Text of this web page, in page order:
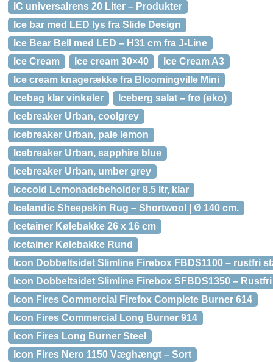
IC universalrens 20 Liter – Produkter
Ice bar med LED lys fra Slide Design
Ice Bear Bell med LED – H31 cm fra J-Line
Ice Cream
Ice cream 30×40
Ice Cream A3
Ice cream knagerække fra Bloomingville Mini
Icebag klar vinkøler
Iceberg salat – frø (øko)
Icebreaker Urban, coolgrey
Icebreaker Urban, pale lemon
Icebreaker Urban, sapphire blue
Icebreaker Urban, umber grey
Icecold Lemonadebeholder 8.5 ltr, klar
Icelandic Sheepskin Rug – Shortwool | Ø 140 cm.
Icetainer Kølebakke 26 x 16 cm
Icetainer Kølebakke Rund
Icon Dobbeltsidet Slimline Firebox FBDS1100 – rustfri
Icon Dobbeltsidet Slimline Firebox SFBDS1350 –
Icon Fires Commercial Firefox Complete Burner 614
Icon Fires Commercial Long Burner 914
Icon Fires Long Burner Steel
Icon Fires Nero 1150 Væghængt – Sort